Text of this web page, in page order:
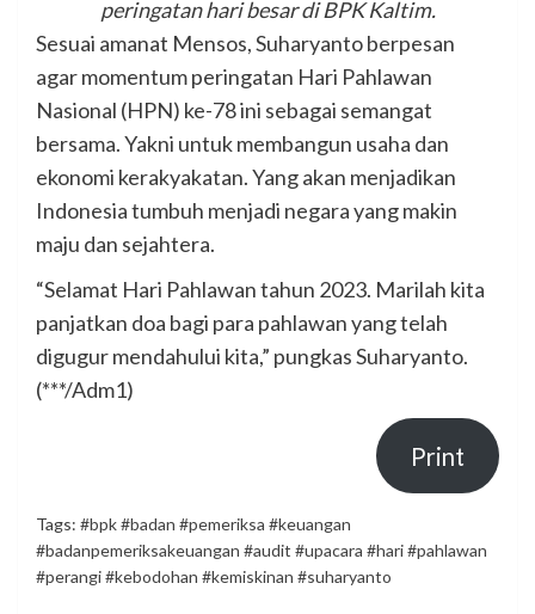
peringatan hari besar di BPK Kaltim.
Sesuai amanat Mensos, Suharyanto berpesan
agar momentum peringatan Hari Pahlawan
Nasional (HPN) ke-78 ini sebagai semangat
bersama. Yakni untuk membangun usaha dan
ekonomi kerakyakatan. Yang akan menjadikan
Indonesia tumbuh menjadi negara yang makin
maju dan sejahtera.
“Selamat Hari Pahlawan tahun 2023. Marilah kita
panjatkan doa bagi para pahlawan yang telah
digugur mendahului kita,” pungkas Suharyanto.
(***/Adm1)
Print
Tags: #bpk #badan #pemeriksa #keuangan
#badanpemeriksakeuangan #audit #upacara #hari #pahlawan
#perangi #kebodohan #kemiskinan #suharyanto